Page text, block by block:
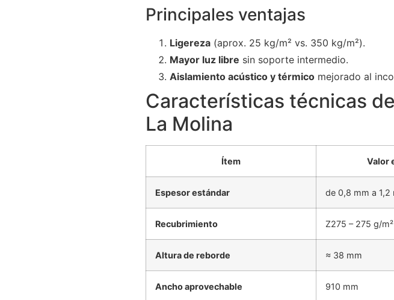
Principales ventajas
Ligereza (aprox. 25 kg/m² vs. 350 kg/m²).
Mayor luz libre sin soporte intermedio.
Aislamiento acústico y térmico mejorado al
Características técnicas
La Molina
Ítem Valor
Espesor estándar de 0,8 mm a 1,2
Recubrimiento Z275 – 275 g/m²
Altura de reborde ≈ 38 mm
Ancho aprovechable 910 mm